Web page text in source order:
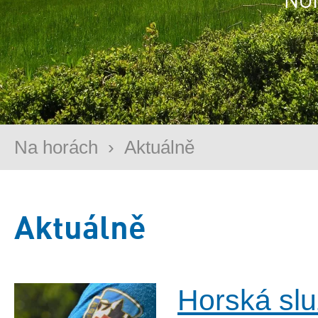
Na horách › Aktuálně
Aktuálně
Horská